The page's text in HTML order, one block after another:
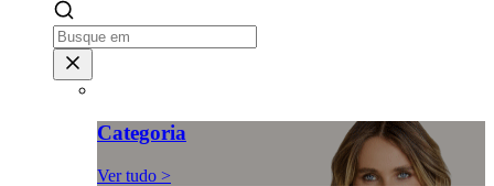
Categoria
Ver tudo >